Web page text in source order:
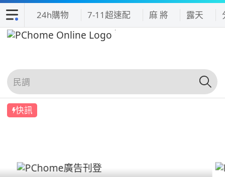
24h購物 7-11超速配 麻 將 露天
快訊